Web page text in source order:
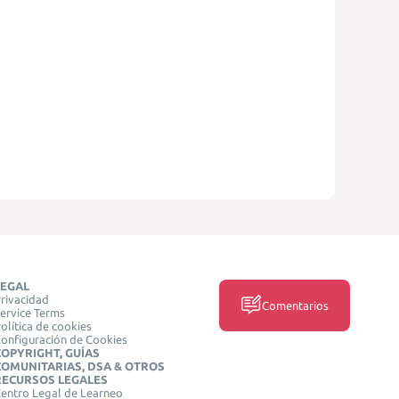
Terms
de cookies
de Cookies
GUÍAS
DSA & OTROS
LEGALES
Legal de Learneo
Comentarios